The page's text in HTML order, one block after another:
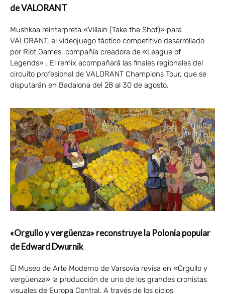
de VALORANT
Mushkaa reinterpreta «Villain (Take the Shot)» para
VALORANT, el videojuego táctico competitivo desarrollado
por Riot Games, compañía creadora de «League of
Legends» . El remix acompañará las finales regionales del
circuito profesional de VALORANT Champions Tour, que se
disputarán en Badalona del 28 al 30 de agosto.
«Orgullo y vergüenza» reconstruye la Polonia popular
de Edward Dwurnik
El Museo de Arte Moderno de Varsovia revisa en «Orgullo y
vergüenza» la producción de uno de los grandes cronistas
visuales de Europa Central. A través de los ciclos